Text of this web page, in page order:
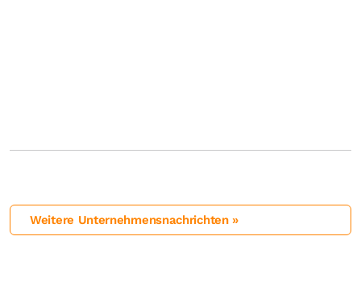
Weitere Unternehmensnachrichten »